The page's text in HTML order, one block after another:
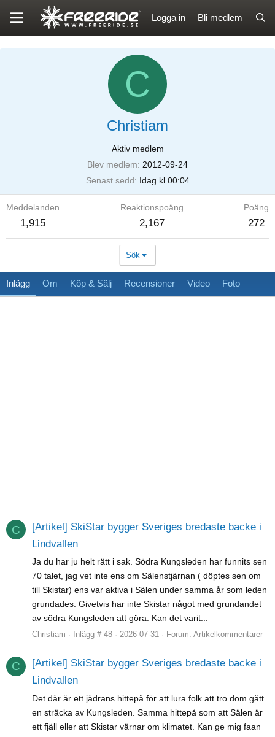
Logga in Bli medlem
C
Christiam
Aktiv medlem
Blev medlem
2012-09-24
Senast sedd
Idag kl 00:04
Meddelanden
1,915
Reaktionspoäng
2,167
Poäng
272
Sök
Inlägg Om Köp & Sälj Recensioner Video Foto
C
[Artikel] SkiStar bygger Sveriges bredaste backe i
Lindvallen
Ja du har ju helt rätt i sak. Södra Kungsleden har funnits sen
70 talet, jag vet inte ens om Sälenstjärnan ( döptes sen om
till Skistar) ens var aktiva i Sälen under samma år som leden
grundades. Givetvis har inte Skistar något med grundandet
av södra Kungsleden att göra. Kan det varit...
Christiam Inlägg # 48 2026-07-31 Forum: Artikelkommentarer
C
[Artikel] SkiStar bygger Sveriges bredaste backe i
Lindvallen
Det där är ett jädrans hittepå för att lura folk att tro dom gått
en sträcka av Kungsleden. Samma hittepå som att Sälen är
ett fjäll eller att Skistar värnar om klimatet. Kan ge mig faan